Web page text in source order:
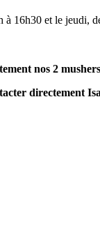
à 16h30 et le jeudi,
nos 2
directement